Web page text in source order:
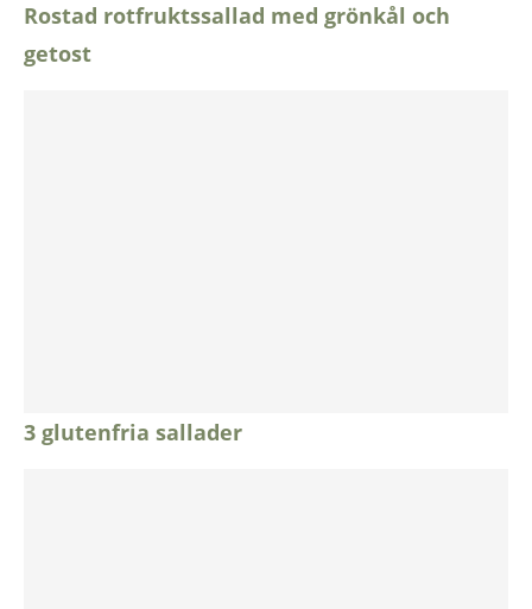
Rostad rotfruktssallad med grönkål och
getost
3 glutenfria sallader